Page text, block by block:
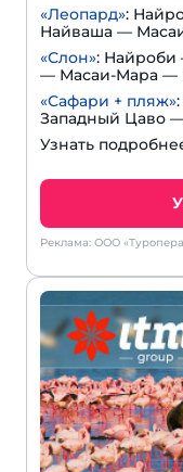
«Леопард»:
Найваша —
«Слон»:
— Масаи-Мара —
«Сафари + пляж»
Западный Цаво
Узнать
Реклама: ООО